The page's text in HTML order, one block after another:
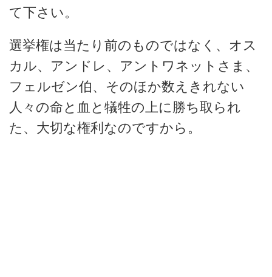
て下さい。
選挙権は当たり前のものではなく、オス
カル、アンドレ、アントワネットさま、
フェルゼン伯、そのほか数えきれない
人々の命と血と犠牲の上に勝ち取られ
た、大切な権利なのですから。